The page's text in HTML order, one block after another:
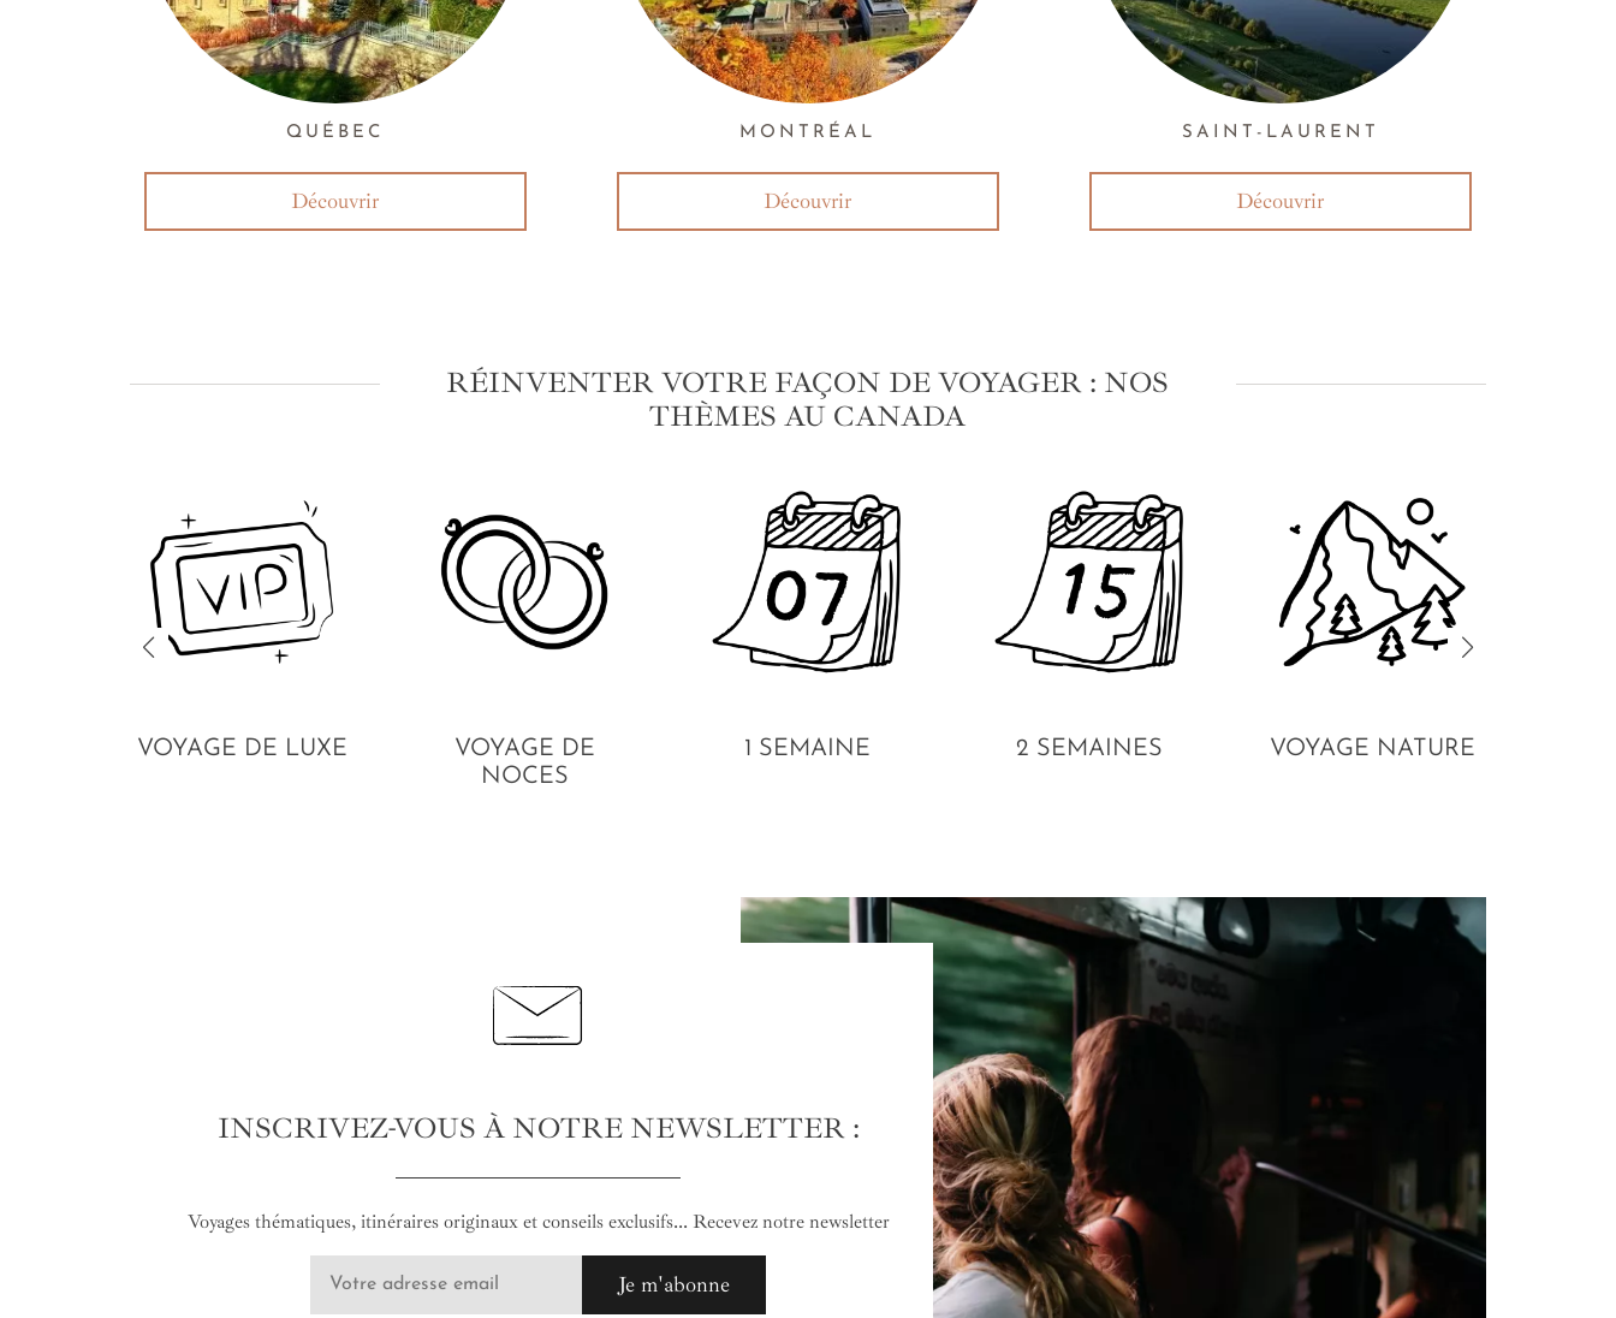
QUÉBEC
Découvrir
MONTRÉAL
Découvrir
SAINT-LAURENT
Découvrir
RÉINVENTER VOTRE FAÇON DE VOYAGER : NOS
THÈMES AU CANADA
VOYAGE DE LUXE
VOYAGE DE
NOCES
1 SEMAINE 2 SEMAINES VOYAGE NATURE
INSCRIVEZ-VOUS À NOTRE NEWSLETTER :
Voyages thématiques, itinéraires originaux et conseils exclusifs... Recevez notre newsletter
Je m'abonne